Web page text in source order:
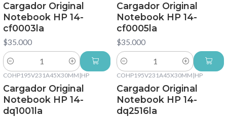
Cargador Original
Notebook HP 14-
cf0003la
$35.000
Cantidad
Cargador Original
Notebook HP 14-
cf0005la
$35.000
Cantidad
COHP195V231A45X30MM |HP
Cargador Original
Notebook HP 14-
dq1001la
COHP195V231A45X30MM |HP
Cargador Original
Notebook HP 14-
dq2516la